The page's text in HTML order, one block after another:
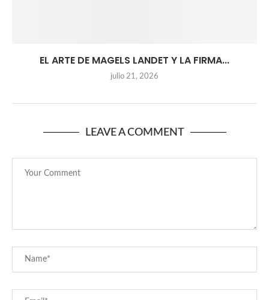
EL ARTE DE MAGELS LANDET Y LA FIRMA...
julio 21, 2026
LEAVE A COMMENT